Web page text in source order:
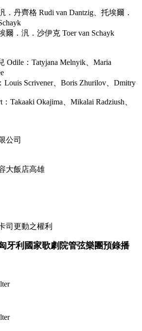
丹齊格 Rudi van Dantzig、托埃爾．
爾．汎．沙伊克 Toer van Schayk
Odile：Tatyjana Melnyik、Maria
Louis Scrivener、Boris Zhurilov
Dmitry
Takaaki Okajima、Mikalai Radziush、
公司
大飯店高雄
司更動之權利
牙利國家歌劇院管弦樂團預錄播